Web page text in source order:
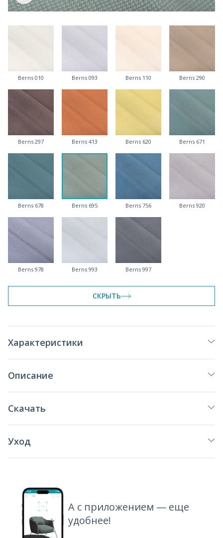
Berns 010 Berns 093 Berns 110 Berns 290
Berns 297 Berns 413 Berns 620 Berns 671
Berns 678 Berns 695 Berns 756 Berns 920
Berns 978 Berns 993 Berns 997
СКРЫТЬ
Характеристики
Описание
Скачать
Уход
А с приложением — еще
удобнее!